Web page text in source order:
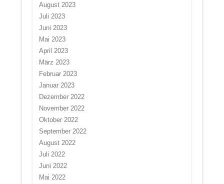
August 2023
Juli 2023
Juni 2023
Mai 2023
April 2023
März 2023
Februar 2023
Januar 2023
Dezember 2022
November 2022
Oktober 2022
September 2022
August 2022
Juli 2022
Juni 2022
Mai 2022